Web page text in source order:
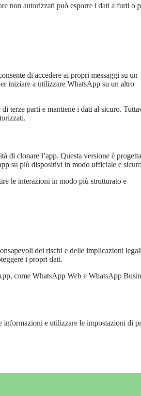
non autorizzati può esporre i dati a furti o
di accedere ai propri messaggi su un
iniziare a utilizzare WhatsApp su un altro
terze parti e mantiene i dati al sicuro.
di clonare l’app. Questa versione è
su più dispositivi in modo ufficiale e
le interazioni in modo più strutturato e
dei rischi e delle implicazioni
i propri dati.
come WhatsApp Web e WhatsApp
informazioni e utilizzare le impostazioni di